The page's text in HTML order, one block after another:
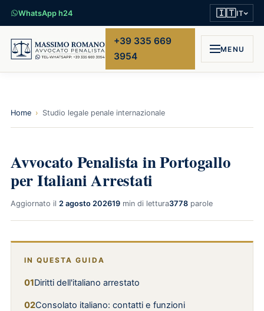
WhatsApp h24 🇮🇹IT
+39 335 669
3954
MENU
Home › Studio legale penale internazionale
Avvocato Penalista in Portogallo
per Italiani Arrestati
Aggiornato il 2 agosto 202619 min di lettura3778 parole
IN QUESTA GUIDA
Diritti dell'italiano arrestato
Consolato italiano: contatti e funzioni